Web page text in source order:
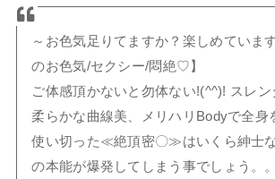
～お色気足りてますか？楽しめていま
のお色気/セクシー/悶絶♡】
ご体感頂かないと勿体ない!(^^)! スレン
柔らかな曲線美、メリハリBodyで全身
使い切った≪絶頂密〇≫はいくら紳士な
の本能が爆発してしまう事でしょう。